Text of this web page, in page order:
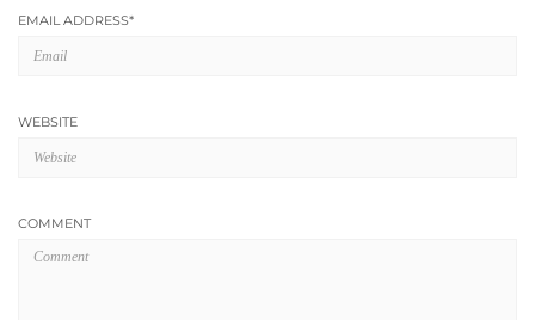
EMAIL ADDRESS*
WEBSITE
COMMENT